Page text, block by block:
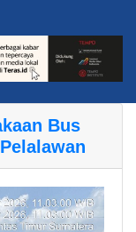
Bus